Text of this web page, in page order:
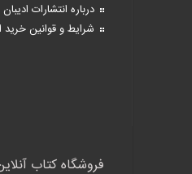
درباره انتشارات
شرایط و قوانین خرید
فروشگاه کتاب